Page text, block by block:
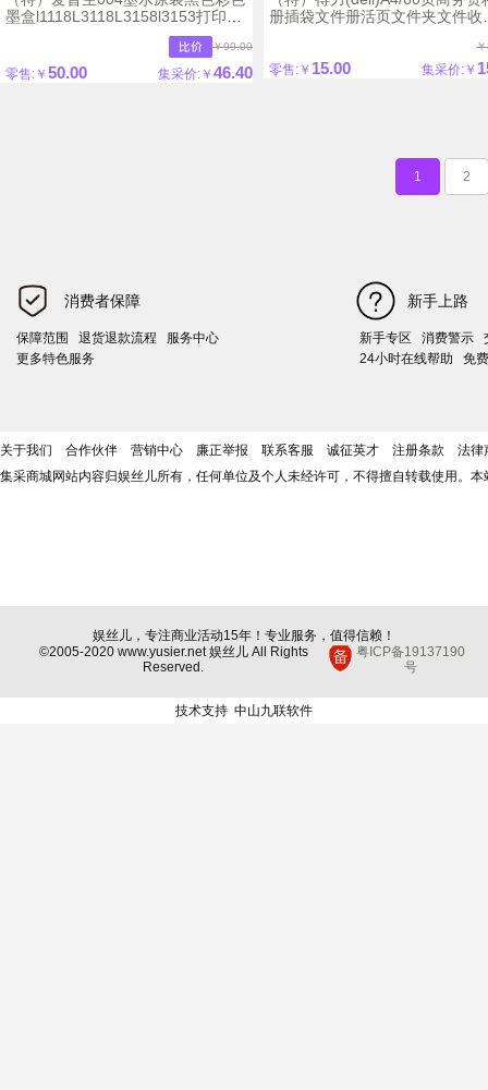
墨盒l1118L3118L3158l3153打印机
￥99.00
零售:￥ 50.00 集采价:￥ 46.40
册插袋文件册活页文件夹文件收
零售:￥ 15.00 集采价:￥
1 2
消费者保障
保障范围 退货退款流程
服务中心
更多特色服务
新手上路
新手专区 消费警示
24小时在线帮助
免
关于我们 合作伙伴 营销中心 廉正举报 联系客服 诚征英才 注册条款
法律
集采商城网站内容归娱丝儿所有，任何单位及个人未经许可，不得擅自转载使用。
娱丝儿，专注商业活动15年！专业服务，值得信赖！
©2005-2020 www.yusier.net 娱丝儿 All Rights
Reserved.
粤ICP备19137190
号
技术支持 中山九联软件